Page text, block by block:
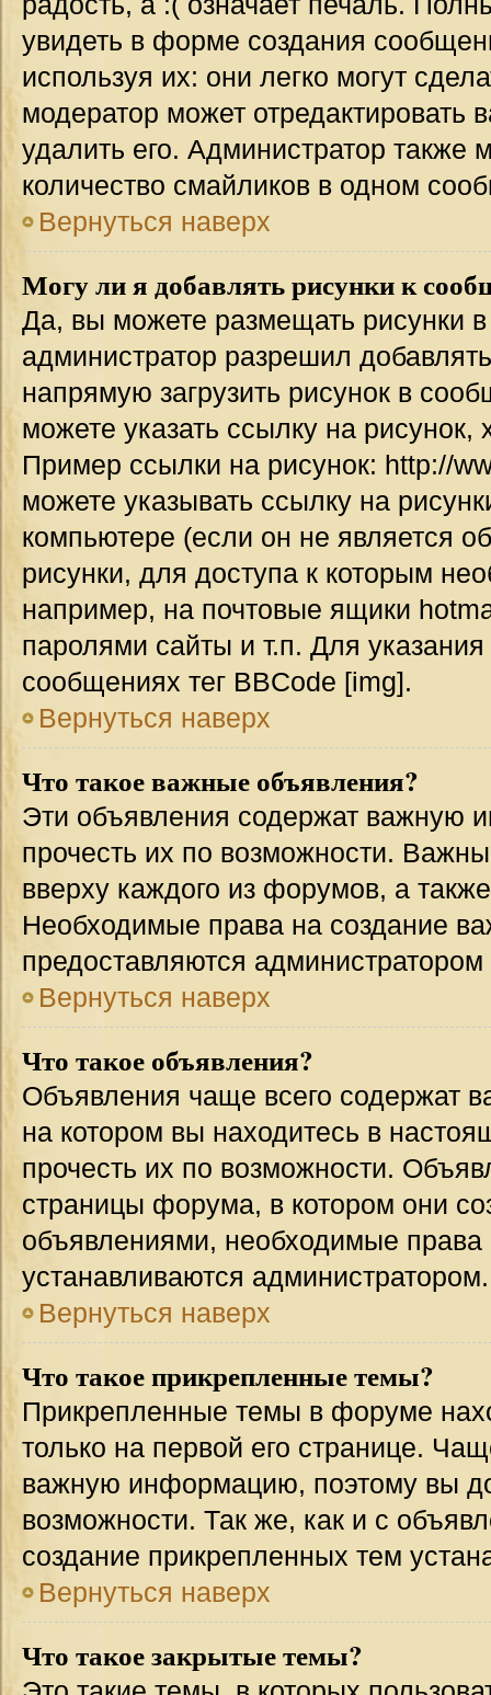
увидеть в форме создания
используя их: они легко могут
модератор может
удалить его. Администратор также
количество смайликов в одном
Вернуться наверх
Могу ли я добавлять рисунки к
Да, вы можете размещать рисунки
администратор разрешил
напрямую загрузить рисунок в
можете указать ссылку на
Пример ссылки на рисунок: http://
можете указывать ссылку на
компьютере (если он не является
рисунки, для доступа к которым
например, на почтовые ящики
паролями сайты и т.п. Для
сообщениях тег BBCode [img].
Вернуться наверх
Что такое важные объявления?
Эти объявления содержат
прочесть их по возможности.
вверху каждого из форумов, а
Необходимые права на создание
предоставляются
Вернуться наверх
Что такое объявления?
Объявления чаще всего
на котором вы находитесь в
прочесть их по возможности.
страницы форума, в котором они
объявлениями, необходимые права
устанавливаются администратором.
Вернуться наверх
Что такое прикрепленные темы?
Прикрепленные темы в форуме
только на первой его странице.
важную информацию, поэтому вы
возможности. Так же, как и с
создание прикрепленных тем
Вернуться наверх
Что такое закрытые темы?